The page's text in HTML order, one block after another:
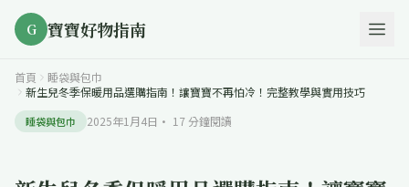
G 寶寶好物指南
首頁
睡袋與包巾
新生兒冬季保暖用品選購指南！讓寶寶不再怕冷！完整教學與實用技巧
睡袋與包巾 2025年1月4日 · 17 分鐘閱讀